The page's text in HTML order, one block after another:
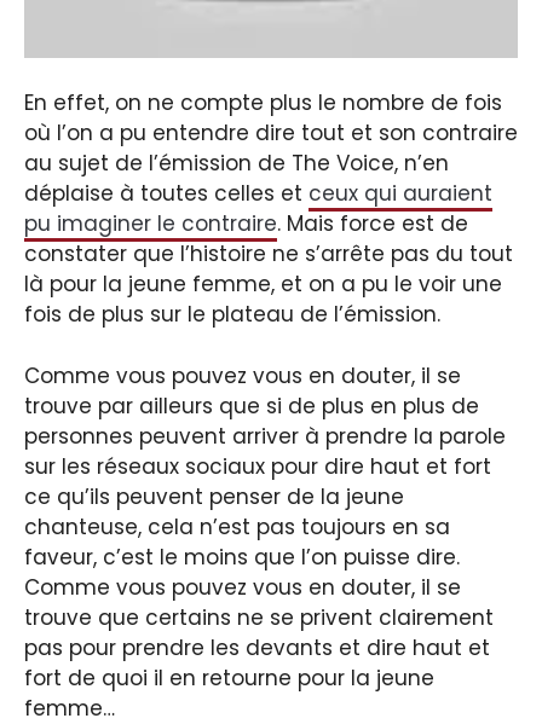
En effet, on ne compte plus le nombre de fois
où l’on a pu entendre dire tout et son contraire
au sujet de l’émission de The Voice, n’en
déplaise à toutes celles et ceux qui auraient
pu imaginer le contraire. Mais force est de
constater que l’histoire ne s’arrête pas du tout
là pour la jeune femme, et on a pu le voir une
fois de plus sur le plateau de l’émission.
Comme vous pouvez vous en douter, il se
trouve par ailleurs que si de plus en plus de
personnes peuvent arriver à prendre la parole
sur les réseaux sociaux pour dire haut et fort
ce qu’ils peuvent penser de la jeune
chanteuse, cela n’est pas toujours en sa
faveur, c’est le moins que l’on puisse dire.
Comme vous pouvez vous en douter, il se
trouve que certains ne se privent clairement
pas pour prendre les devants et dire haut et
fort de quoi il en retourne pour la jeune
femme…